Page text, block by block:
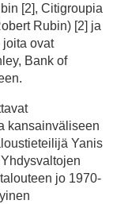
[2], Citigroupia
Rubin) [2] ja
ovat
Bank of
kansainväliseen
Yanis
jo 1970-